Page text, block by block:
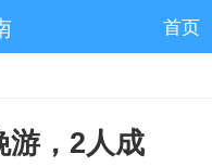
首页
游，2人成